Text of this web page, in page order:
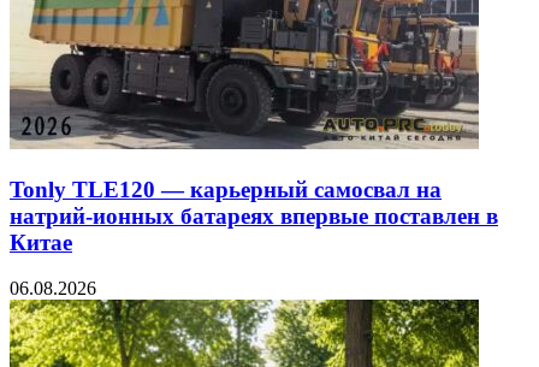
Tonly TLE120 — карьерный самосвал на
натрий-ионных батареях впервые поставлен в
Китае
06.08.2026